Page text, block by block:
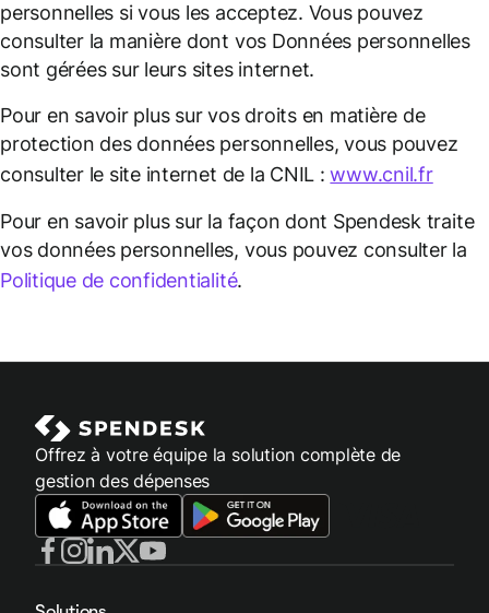
personnelles si vous les acceptez. Vous pouvez
consulter la manière dont vos Données personnelles
sont gérées sur leurs sites internet.
Pour en savoir plus sur vos droits en matière de
protection des données personnelles, vous pouvez
consulter le site internet de la CNIL :www.cnil.fr
Pour en savoir plus sur la façon dont Spendesk traite
vos données personnelles, vous pouvez consulter la
Politique de confidentialité.
Offrez à votre équipe la solution complète de
gestion des dépenses